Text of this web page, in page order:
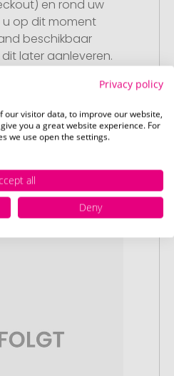
en rond uw
u op dit moment
beschikbaar
later aanleveren.
ontwerp. Zodra u
starten wij direct
Privacy policy
our visitor data, to improve our website,
you a great website experience. For
we use open the settings.
all
Deny